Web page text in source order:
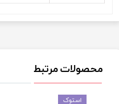
محصولات مرتبط
استوک